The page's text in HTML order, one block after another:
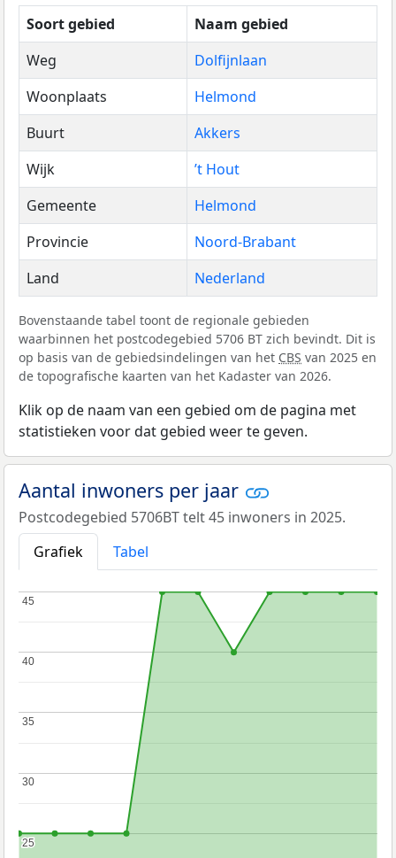
Soort gebied
Naam gebied
Weg
Dolfijnlaan
Woonplaats
Helmond
Buurt
Akkers
Wijk
’t Hout
Gemeente
Helmond
Provincie
Noord-Brabant
Land
Nederland
Bovenstaande tabel toont de regionale gebieden
waarbinnen het postcodegebied 5706 BT zich bevindt. Dit is
op basis van de gebiedsindelingen van het CBS van 2025 en
de topografische kaarten van het Kadaster van 2026.
Klik op de naam van een gebied om de pagina met
statistieken voor dat gebied weer te geven.
Aantal inwoners per jaar
Postcodegebied 5706BT telt 45 inwoners in 2025.
Grafiek
Tabel
25
25
30
30
35
35
40
40
45
45